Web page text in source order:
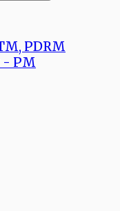
PDRM
- PM